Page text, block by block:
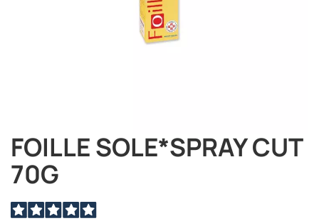
FOILLE SOLE*SPRAY CUT
70G
Vai
all'inizio
della
galleria
immagini